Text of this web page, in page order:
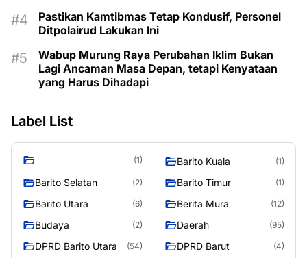
Pastikan Kamtibmas Tetap Kondusif, Personel
Ditpolairud Lakukan Ini
Wabup Murung Raya Perubahan Iklim Bukan
Lagi Ancaman Masa Depan, tetapi Kenyataan
yang Harus Dihadapi
Label List
(1) Barito Kuala (1)
Barito Selatan (2) Barito Timur (1)
Barito Utara (6) Berita Mura (12)
Budaya (2) Daerah (95)
DPRD Barito Utara (54) DPRD Barut (4)